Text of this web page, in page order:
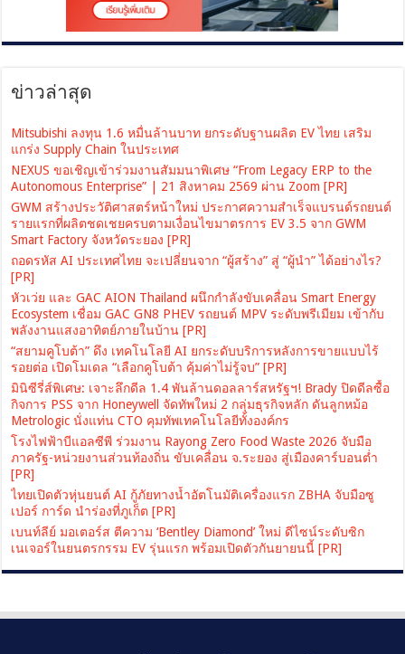
ข่าวล่าสุด
Mitsubishi ลงทุน 1.6 หมื่นล้านบาท ยกระดับฐานผลิต EV ไทย เสริม
แกร่ง Supply Chain ในประเทศ
NEXUS ขอเชิญเข้าร่วมงานสัมมนาพิเศษ “From Legacy ERP to the
Autonomous Enterprise” | 21 สิงหาคม 2569 ผ่าน Zoom [PR]
GWM สร้างประวัติศาสตร์หน้าใหม่ ประกาศความสำเร็จแบรนด์รถยนต์
รายแรกที่ผลิตชดเชยครบตามเงื่อนไขมาตรการ EV 3.5 จาก GWM
Smart Factory จังหวัดระยอง [PR]
ถอดรหัส AI ประเทศไทย จะเปลี่ยนจาก “ผู้สร้าง” สู่ “ผู้นำ” ได้อย่างไร?
[PR]
หัวเว่ย และ GAC AION Thailand ผนึกกำลังขับเคลื่อน Smart Energy
Ecosystem เชื่อม GAC GN8 PHEV รถยนต์ MPV ระดับพรีเมียม เข้ากับ
พลังงานแสงอาทิตย์ภายในบ้าน [PR]
“สยามคูโบต้า” ดึง เทคโนโลยี AI ยกระดับบริการหลังการขายแบบไร้
รอยต่อ เปิดโมเดล “เลือกคูโบต้า คุ้มค่าไม่รู้จบ” [PR]
มินิซีรี่ส์พิเศษ: เจาะลึกดีล 1.4 พันล้านดอลลาร์สหรัฐฯ! Brady ปิดดีลซื้อ
กิจการ PSS จาก Honeywell จัดทัพใหม่ 2 กลุ่มธุรกิจหลัก ดันลูกหม้อ
Metrologic นั่งแท่น CTO คุมทัพเทคโนโลยีทั้งองค์กร
โรงไฟฟ้าบีแอลซีพี ร่วมงาน Rayong Zero Food Waste 2026 จับมือ
ภาครัฐ-หน่วยงานส่วนท้องถิ่น ขับเคลื่อน จ.ระยอง สู่เมืองคาร์บอนต่ำ
[PR]
ไทยเปิดตัวหุ่นยนต์ AI กู้ภัยทางน้ำอัตโนมัติเครื่องแรก ZBHA จับมือซู
เปอร์ การ์ด นำร่องที่ภูเก็ต [PR]
เบนท์ลีย์ มอเตอร์ส ตีความ ‘Bentley Diamond’ ใหม่ ดีไซน์ระดับซิก
เนเจอร์ในยนตรกรรม EV รุ่นแรก พร้อมเปิดตัวกันยายนนี้ [PR]